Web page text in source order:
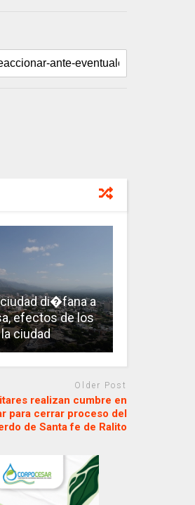
di�fana a
efectos de los
ciudad
Older Post
realizan cumbre en
para cerrar proceso del
de Santa fe de Ralito